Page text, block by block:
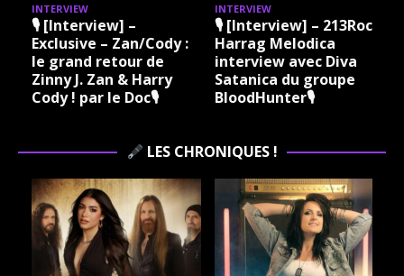
INTERVIEW
🎙 [Interview] –
Exclusive – Zan/Cody :
le grand retour de
Zinny J. Zan & Harry
Cody ! par le Doc🎙
INTERVIEW
🎙 [Interview] – 213Rock
Harrag Melodica
interview avec Diva
Satanica du groupe
BloodHunter🎙
LES CHRONIQUES !